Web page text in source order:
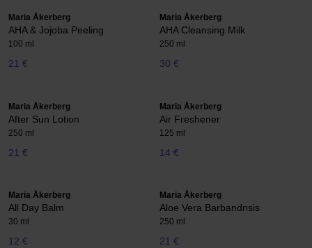
Maria Åkerberg
AHA & Jojoba Peeling
100 ml
21 €
Maria Åkerberg
AHA Cleansing Milk
250 ml
30 €
Maria Åkerberg
After Sun Lotion
250 ml
21 €
Maria Åkerberg
Air Freshener
125 ml
14 €
Maria Åkerberg
All Day Balm
30 ml
12 €
Maria Åkerberg
Aloe Vera Barbandnsis
250 ml
21 €